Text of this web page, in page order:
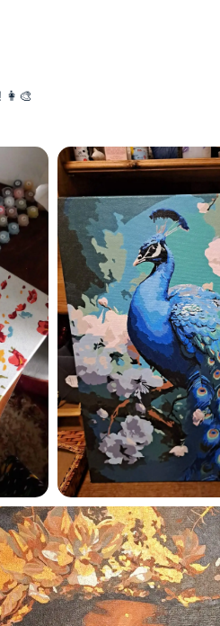
👩‍🎨 pirmajam
veids, kā atslābināties un
trauksmainās domas 😌
ar GleznoPats.lv
politiku un piekrītu tai
Privātuma politika
SAŅEMT -10%